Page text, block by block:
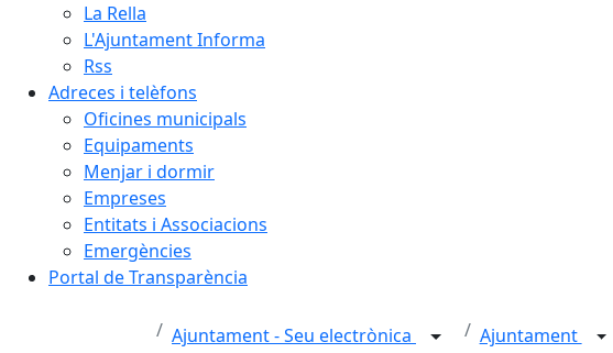
La Rella
L'Ajuntament Informa
Rss
Adreces i telèfons
Oficines municipals
Equipaments
Menjar i dormir
Empreses
Entitats i Associacions
Emergències
Portal de Transparència
Ajuntament - Seu electrònica Ajuntament